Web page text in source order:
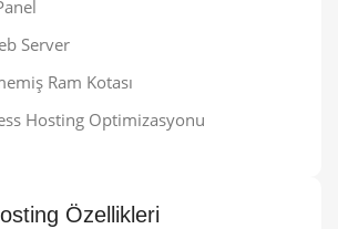
Server
Ram Kotası
Hosting Optimizasyonu
Özellikleri